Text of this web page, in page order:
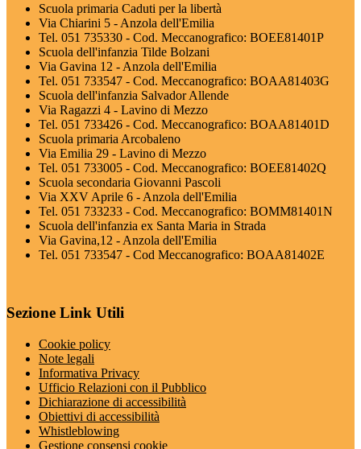
Scuola primaria Caduti per la libertà
Via Chiarini 5 - Anzola dell'Emilia
Tel. 051 735330 - Cod. Meccanografico: BOEE81401P
Scuola dell'infanzia Tilde Bolzani
Via Gavina 12 - Anzola dell'Emilia
Tel. 051 733547 - Cod. Meccanografico: BOAA81403G
Scuola dell'infanzia Salvador Allende
Via Ragazzi 4 - Lavino di Mezzo
Tel. 051 733426 - Cod. Meccanografico: BOAA81401D
Scuola primaria Arcobaleno
Via Emilia 29 - Lavino di Mezzo
Tel. 051 733005 - Cod. Meccanografico: BOEE81402Q
Scuola secondaria Giovanni Pascoli
Via XXV Aprile 6 - Anzola dell'Emilia
Tel. 051 733233 - Cod. Meccanografico: BOMM81401N
Scuola dell'infanzia ex Santa Maria in Strada
Via Gavina,12 - Anzola dell'Emilia
Tel. 051 733547 - Cod Meccanografico: BOAA81402E
Sezione Link Utili
Cookie policy
Note legali
Informativa Privacy
Ufficio Relazioni con il Pubblico
Dichiarazione di accessibilità
Obiettivi di accessibilità
Whistleblowing
Gestione consensi cookie